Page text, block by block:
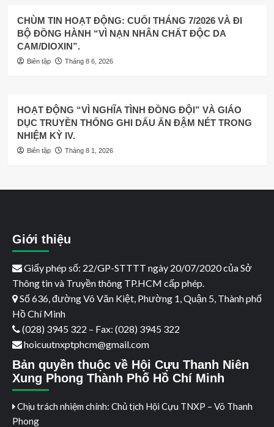
CHÙM TIN HOẠT ĐỘNG: CUỐI THÁNG 7/2026 VÀ ĐI
BỘ ĐỒNG HÀNH “VÌ NẠN NHÂN CHẤT ĐỘC DA
CAM/DIOXIN”.
Biên tập Tháng 8 6, 2026
HOẠT ĐỘNG “VÌ NGHĨA TÌNH ĐỒNG ĐỘI” VÀ GIÁO
DỤC TRUYỀN THỐNG GHI DẤU ẤN ĐẬM NÉT TRONG
NHIỆM KỲ IV.
Biên tập Tháng 8 1, 2026
Giới thiệu
Giấy phép số: 22/GP-STTTT ngày 20/07/2020 của Sở
Thông tin và Truyền thông TP.HCM cấp phép.
Số 636, đường Võ Văn Kiệt, Phường 1, Quận 5, Thành phố
Hồ Chí Minh
(028) 3945 322 – Fax: (028) 3945 322
hoicuutnxptphcm@gmail.com
Bản quyền thuộc về Hội Cựu Thanh Niên
Xung Phong Thành Phố Hồ Chí Minh
Chịu trách nhiệm chính: Chủ tịch Hội Cựu TNXP – Võ Thanh
Phong